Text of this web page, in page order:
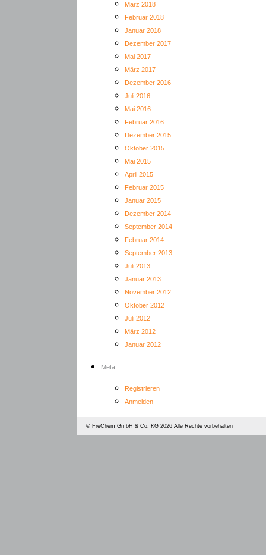
März 2018
Februar 2018
Januar 2018
Dezember 2017
Mai 2017
März 2017
Dezember 2016
Juli 2016
Mai 2016
Februar 2016
Dezember 2015
Oktober 2015
Mai 2015
April 2015
Februar 2015
Januar 2015
Dezember 2014
September 2014
Februar 2014
September 2013
Juli 2013
Januar 2013
November 2012
Oktober 2012
Juli 2012
März 2012
Januar 2012
Meta
Registrieren
Anmelden
© FreChem GmbH & Co. KG 2026 Alle Rechte vorbehalten